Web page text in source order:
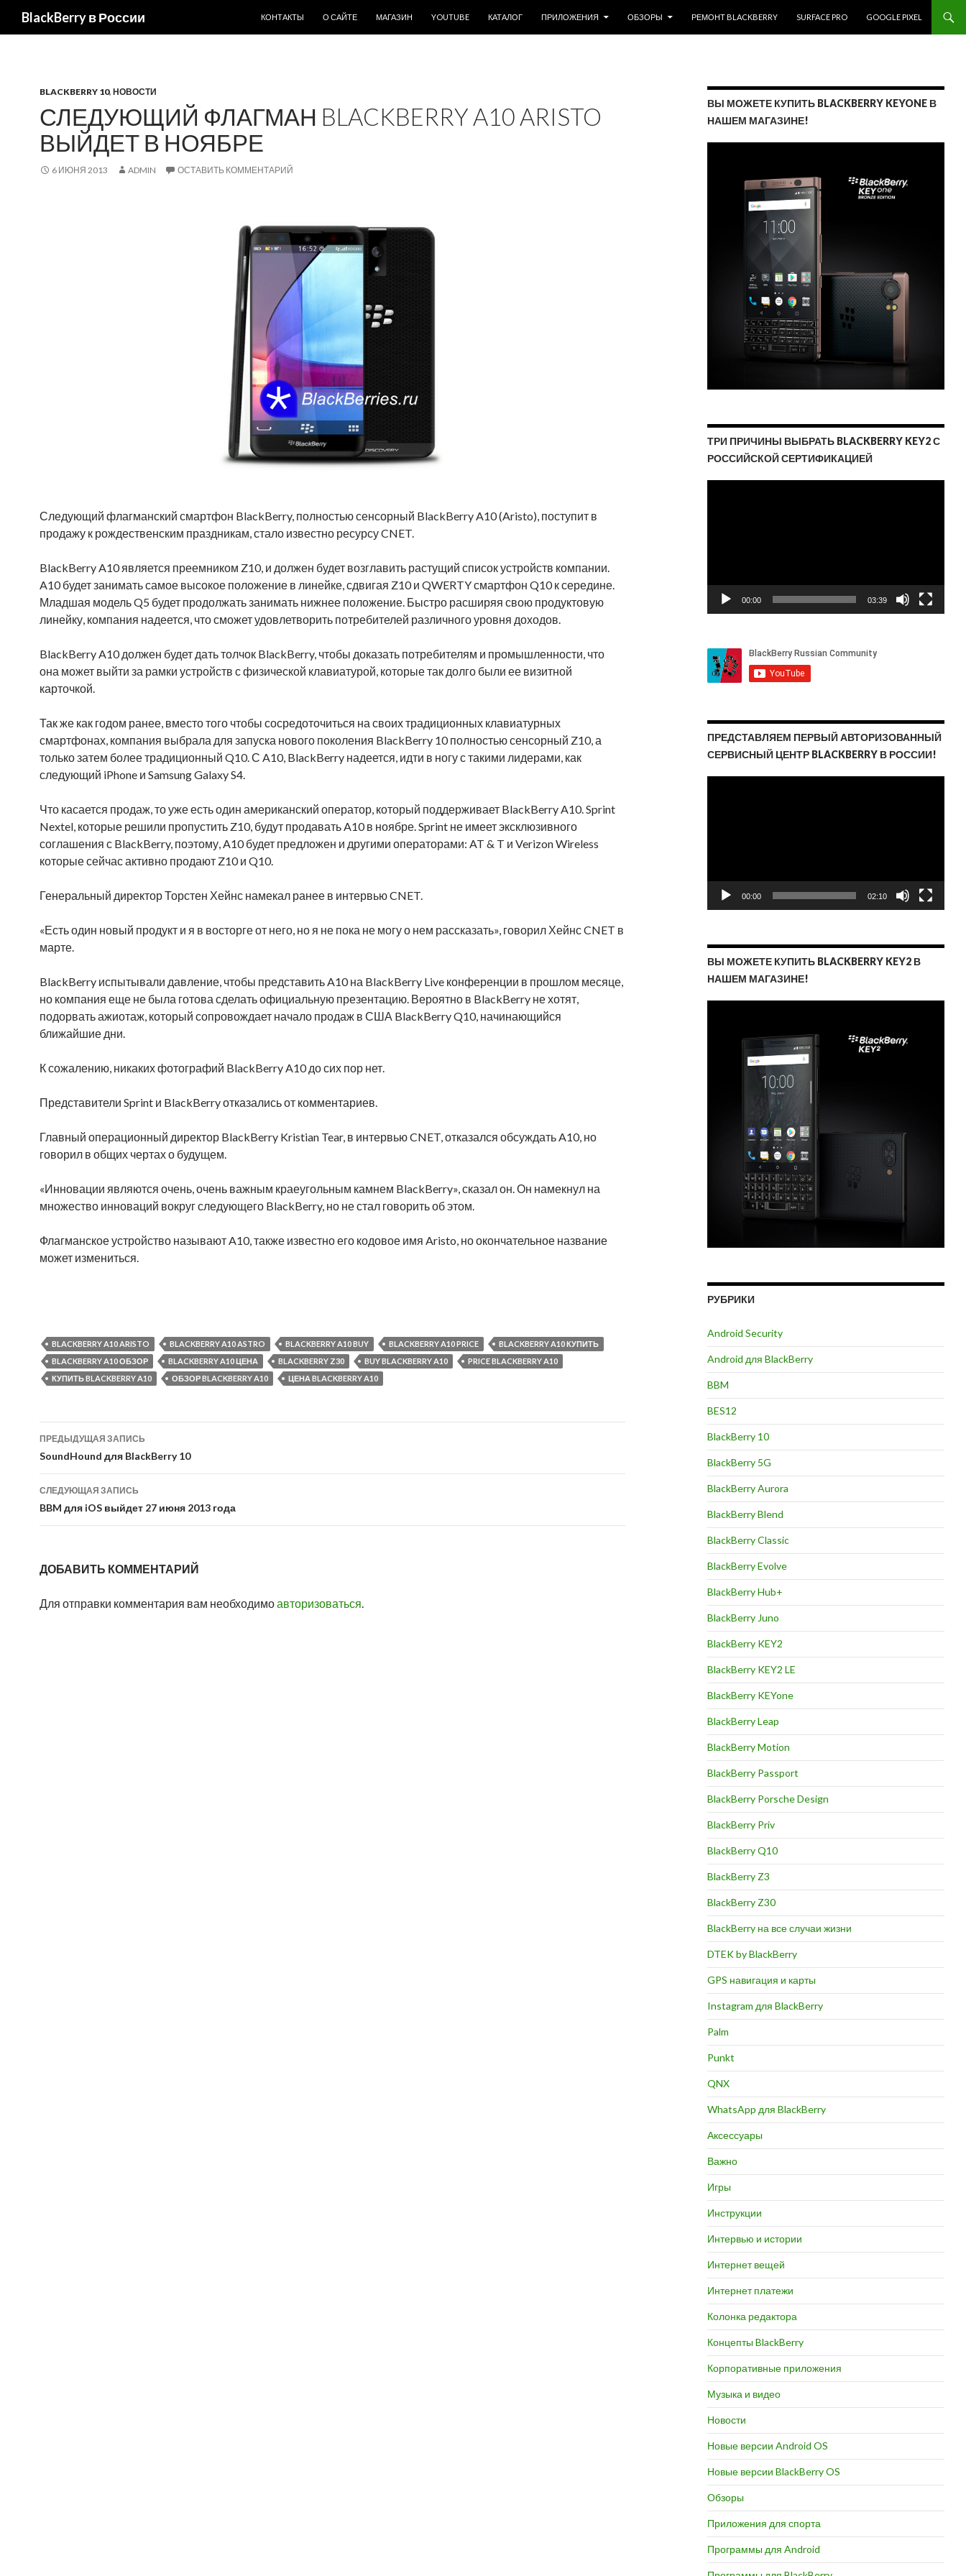
BlackBerry в России
КОНТАКТЫ
О САЙТЕ МАГАЗИН YOUTUBE КАТАЛОГ ПРИЛОЖЕНИЯ ОБЗОРЫ РЕМОНТ BLACKBERRY SURFACE PRO GOOGLE PIXEL
BLACKBERRY 10, НОВОСТИ
СЛЕДУЮЩИЙ ФЛАГМАН BLACKBERRY A10 ARISTO
ВЫЙДЕТ В НОЯБРЕ
6 ИЮНЯ 2013 ADMIN ОСТАВИТЬ КОММЕНТАРИЙ
Следующий флагманский смартфон BlackBerry, полностью сенсорный BlackBerry A10 (Aristo), поступит в
продажу к рождественским праздникам, стало известно ресурсу CNET.
BlackBerry A10 является преемником Z10, и должен будет возглавить растущий список устройств компании.
A10 будет занимать самое высокое положение в линейке, сдвигая Z10 и QWERTY смартфон Q10 к середине.
Младшая модель Q5 будет продолжать занимать нижнее положение. Быстро расширяя свою продуктовую
линейку, компания надеется, что сможет удовлетворить потребителей различного уровня доходов.
BlackBerry A10 должен будет дать толчок BlackBerry, чтобы доказать потребителям и промышленности, что
она может выйти за рамки устройств с физической клавиатурой, которые так долго были ее визитной
карточкой.
Так же как годом ранее, вместо того чтобы сосредоточиться на своих традиционных клавиатурных
смартфонах, компания выбрала для запуска нового поколения BlackBerry 10 полностью сенсорный Z10, а
только затем более традиционный Q10. С A10, BlackBerry надеется, идти в ногу с такими лидерами, как
следующий iPhone и Samsung Galaxy S4.
Что касается продаж, то уже есть один американский оператор, который поддерживает BlackBerry A10. Sprint
Nextel, которые решили пропустить Z10, будут продавать A10 в ноябре. Sprint не имеет эксклюзивного
соглашения с BlackBerry, поэтому, A10 будет предложен и другими операторами: AT & T и Verizon Wireless
которые сейчас активно продают Z10 и Q10.
Генеральный директор Торстен Хейнс намекал ранее в интервью CNET.
«Есть один новый продукт и я в восторге от него, но я не пока не могу о нем рассказать», говорил Хейнс CNET в
марте.
BlackBerry испытывали давление, чтобы представить A10 на BlackBerry Live конференции в прошлом месяце,
но компания еще не была готова сделать официальную презентацию. Вероятно в BlackBerry не хотят,
подорвать ажиотаж, который сопровождает начало продаж в США BlackBerry Q10, начинающийся
ближайшие дни.
К сожалению, никаких фотографий BlackBerry A10 до сих пор нет.
Представители Sprint и BlackBerry отказались от комментариев.
Главный операционный директор BlackBerry Kristian Tear, в интервью CNET, отказался обсуждать A10, но
говорил в общих чертах о будущем.
«Инновации являются очень, очень важным краеугольным камнем BlackBerry», сказал он. Он намекнул на
множество инноваций вокруг следующего BlackBerry, но не стал говорить об этом.
Флагманское устройство называют A10, также известно его кодовое имя Aristo, но окончательное название
может измениться.
BLACKBERRY A10 ARISTO BLACKBERRY A10 ASTRO BLACKBERRY A10 BUY BLACKBERRY A10 PRICE
BLACKBERRY A10 КУПИТЬ
BLACKBERRY A10 ОБЗОР
BLACKBERRY A10 ЦЕНА BLACKBERRY Z30 BUY BLACKBERRY A10
PRICE BLACKBERRY A10
КУПИТЬ BLACKBERRY A10
ОБЗОР BLACKBERRY A10 ЦЕНА BLACKBERRY A10
Навигация
по
записям
ПРЕДЫДУЩАЯ ЗАПИСЬ
SoundHound для BlackBerry 10
СЛЕДУЮЩАЯ ЗАПИСЬ
BBM для iOS выйдет 27 июня 2013 года
ДОБАВИТЬ КОММЕНТАРИЙ
Для отправки комментария вам необходимоавторизоваться.
ВЫ МОЖЕТЕ КУПИТЬ BLACKBERRY KEYONE В
НАШЕМ МАГАЗИНЕ!
ТРИ ПРИЧИНЫ ВЫБРАТЬ BLACKBERRY KEY2 С
РОССИЙСКОЙ СЕРТИФИКАЦИЕЙ
00:00 03:39
ПРЕДСТАВЛЯЕМ ПЕРВЫЙ АВТОРИЗОВАННЫЙ
СЕРВИСНЫЙ ЦЕНТР BLACKBERRY В РОССИИ!
00:00 02:10
ВЫ МОЖЕТЕ КУПИТЬ BLACKBERRY KEY2 В
НАШЕМ МАГАЗИНЕ!
РУБРИКИ
Android Security
Android для BlackBerry
BBM
BES12
BlackBerry 10
BlackBerry 5G
BlackBerry Aurora
BlackBerry Blend
BlackBerry Classic
BlackBerry Evolve
BlackBerry Hub+
BlackBerry Juno
BlackBerry KEY2
BlackBerry KEY2 LE
BlackBerry KEYone
BlackBerry Leap
BlackBerry Motion
BlackBerry Passport
BlackBerry Porsche Design
BlackBerry Priv
BlackBerry Q10
BlackBerry Z3
BlackBerry Z30
BlackBerry на все случаи жизни
DTEK by BlackBerry
GPS навигация и карты
Instagram для BlackBerry
Palm
Punkt
QNX
WhatsApp для BlackBerry
Аксессуары
Важно
Игры
Инструкции
Интервью и истории
Интернет вещей
Интернет платежи
Колонка редактора
Концепты BlackBerry
Корпоративные приложения
Музыка и видео
Новости
Новые версии Android OS
Новые версии BlackBerry OS
Обзоры
Приложения для спорта
Программы для Android